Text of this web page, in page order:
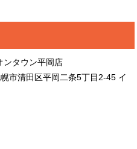
ンタウン平岡店
市清田区平岡二条5丁目2-45 イ